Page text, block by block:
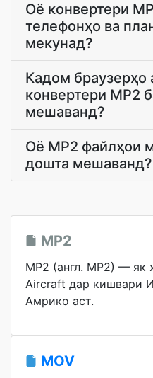
Оё конвертери
телефонҳо ва
мекунад?
Кадом браузерҳо
конвертери MP2
мешаванд?
Оё MP2 файлҳои
дошта мешаванд?
MP2
MP2 (англ. MP2) — як
Aircraft дар кишвари
Амрико аст.
MOV